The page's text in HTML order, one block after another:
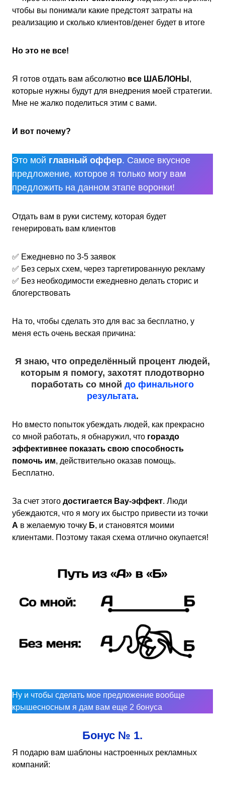
чтобы вы понимали какие предстоят затраты на
реализацию и сколько клиентов/денег будет в итоге
Но это не все!
Я готов отдать вам абсолютно все ШАБЛОНЫ ,
которые нужны будут для внедрения моей стратегии.
Мне не жалко поделиться этим с вами.
И вот почему?
Это мой главный оффер. Самое вкусное
предложение, которое я только могу вам
предложить на данном этапе воронки!
Отдать вам в руки систему, которая будет
генерировать вам клиентов
✅ Ежедневно по 3-5 заявок
✅ Без серых схем, через таргетированную рекламу
✅ Без необходимости ежедневно делать сторис и
блогерствовать
На то, чтобы сделать это для вас за бесплатно, у
меня есть очень веская причина:
Я знаю, что определённый процент людей,
которым я помогу, захотят плодотворно
поработать со мной до финального
результата.
Но вместо попыток убеждать людей, как прекрасно
со мной работать, я обнаружил, что гораздо
эффективнее показать свою способность
помочь им, действительно оказав помощь.
Бесплатно.
За счет этого достигается Вау-эффект. Люди
убеждаются, что я могу их быстро привести из точки
А в желаемую точку Б, и становятся моими
клиентами. Поэтому такая схема отлично окупается!
Ну и чтобы сделать мое предложение вообще
крышесносным я дам вам еще 2 бонуса
Бонус № 1.
Я подарю вам шаблоны настроенных рекламных
компаний: